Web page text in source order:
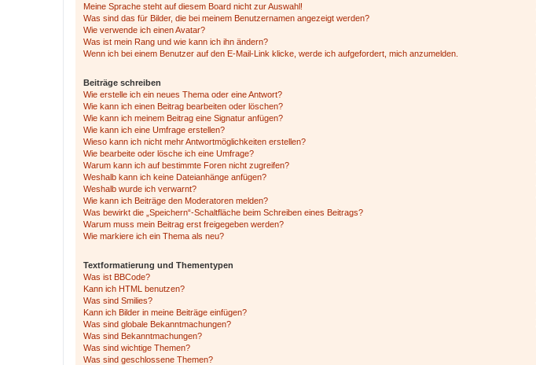
Meine Sprache steht auf diesem Board nicht zur Auswahl!
Was sind das für Bilder, die bei meinem Benutzernamen angezeigt werden?
Wie verwende ich einen Avatar?
Was ist mein Rang und wie kann ich ihn ändern?
Wenn ich bei einem Benutzer auf den E-Mail-Link klicke, werde ich aufgefordert, mich anzumelden.
Beiträge schreiben
Wie erstelle ich ein neues Thema oder eine Antwort?
Wie kann ich einen Beitrag bearbeiten oder löschen?
Wie kann ich meinem Beitrag eine Signatur anfügen?
Wie kann ich eine Umfrage erstellen?
Wieso kann ich nicht mehr Antwortmöglichkeiten erstellen?
Wie bearbeite oder lösche ich eine Umfrage?
Warum kann ich auf bestimmte Foren nicht zugreifen?
Weshalb kann ich keine Dateianhänge anfügen?
Weshalb wurde ich verwarnt?
Wie kann ich Beiträge den Moderatoren melden?
Was bewirkt die „Speichern“-Schaltfläche beim Schreiben eines Beitrags?
Warum muss mein Beitrag erst freigegeben werden?
Wie markiere ich ein Thema als neu?
Textformatierung und Thementypen
Was ist BBCode?
Kann ich HTML benutzen?
Was sind Smilies?
Kann ich Bilder in meine Beiträge einfügen?
Was sind globale Bekanntmachungen?
Was sind Bekanntmachungen?
Was sind wichtige Themen?
Was sind geschlossene Themen?